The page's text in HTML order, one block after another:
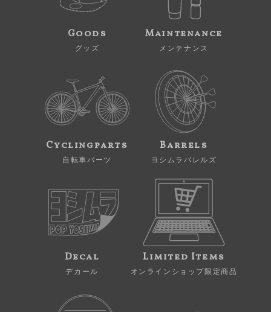
Goods
グッズ
Maintenance
メンテナンス
Cyclingparts
自転車パーツ
Barrels
ヨシムラバレルズ
Decal
デカール
Limited Items
オンラインショップ限定商品